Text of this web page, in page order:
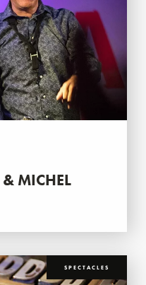
MICHEL
SPECTACLES